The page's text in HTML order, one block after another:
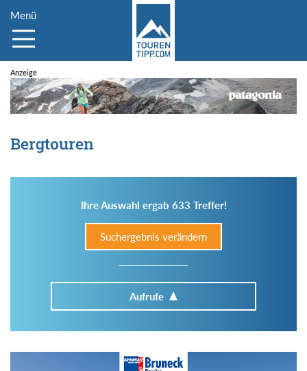
Menü
Bergtouren
Ihre Auswahl ergab 633 Treffer!
Suchergebnis verändern
Aufrufe